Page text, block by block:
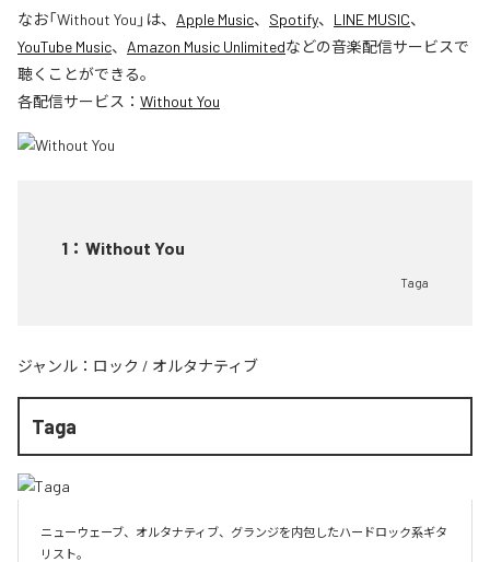
なお「Without You 」は、 Apple Music、 Spotify、 LINE MUSIC、
YouTube Music、 Amazon Music Unlimitedなどの音楽配信サービスで
聴くことができる。
各配信サービス： Without You
1 ： Without You
Taga
ジャンル： ロック / オルタナティブ
Taga
ニューウェーブ、オルタナティブ、グランジを内包したハードロック系ギタ
リスト。